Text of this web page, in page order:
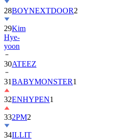
28BOYNEXTDOOR2
29Kim
Hye-
yoon
30ATEEZ
31BABYMONSTER1
32ENHYPEN1
332PM2
34ILLIT